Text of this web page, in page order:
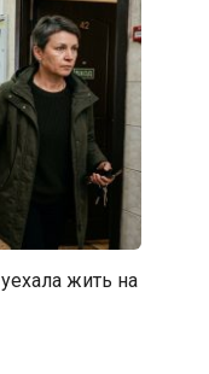
жить на